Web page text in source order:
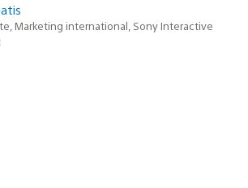
Marketing international, Sony Interactive